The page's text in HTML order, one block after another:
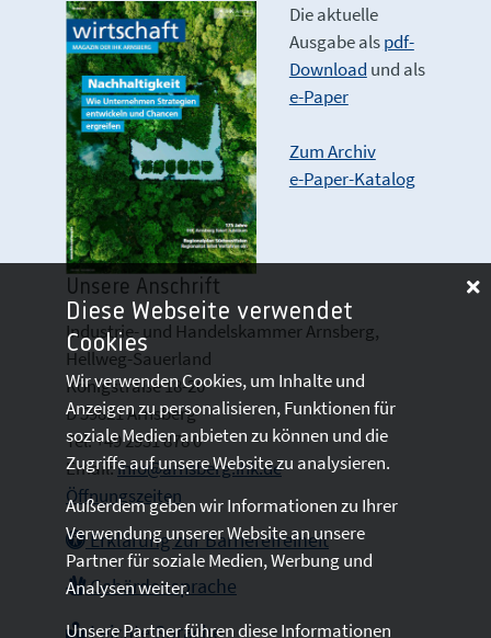
Die aktuelle
Ausgabe alspdf-
Download und als
e-Paper
Zum Archiv
e-Paper-Katalog
Unsere Anschrift
Industrie- und Handelskammer Arnsberg,
Hellweg-Sauerland
Königstraße 18-20
D 59821 Arnsberg
Tel: +49 2931 878 0
Email:info@arnsberg.ihk.de
Öffnungszeiten
Erklärung zur Barrierefreiheit
Gebärdensprache
Leichte Sprache
Diese Webseite verwendet
Cookies
Wir verwenden Cookies, um Inhalte und
Anzeigen zu personalisieren, Funktionen für
soziale Medien anbieten zu können und die
Zugriffe auf unsere Website zu analysieren.
Außerdem geben wir Informationen zu Ihrer
Verwendung unserer Website an unsere
Partner für soziale Medien, Werbung und
Analysen weiter.
Unsere Partner führen diese Informationen